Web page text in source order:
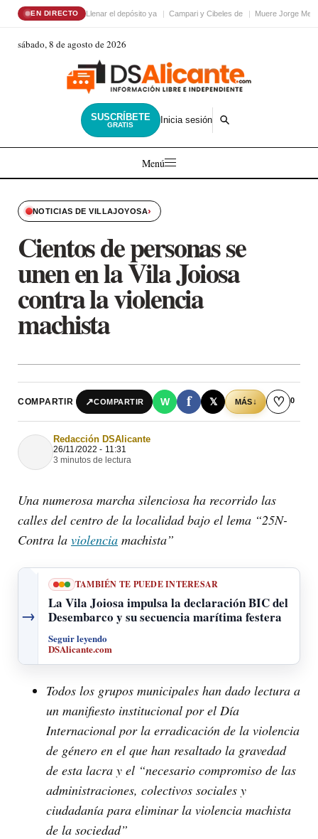
EN DIRECTO Llenar el depósito ya Campari y Cibeles de Muere Jorge
sábado, 8 de agosto de 2026
SUSCRÍBETE
GRATIS Inicia sesión
Menú
NOTICIAS DE VILLAJOYOSA›
Cientos de personas se
unen en la Vila Joiosa
contra la violencia
machista
COMPARTIR ↗COMPARTIR W f 𝕏 MÁS↓ ♡ 0
Redacción DSAlicante
26/11/2022 - 11:31
3 minutos de lectura
Una numerosa marcha silenciosa ha recorrido las
calles del centro de la localidad bajo el lema “25N-
Contra la violencia machista”
→
TAMBIÉN TE PUEDE INTERESAR
La Vila Joiosa impulsa la declaración BIC del
Desembarco y su secuencia marítima festera
Seguir leyendo
DSAlicante.com
Todos los grupos municipales han dado lectura a
un manifiesto institucional por el Día
Internacional por la erradicación de la violencia
de género en el que han resaltado la gravedad
de esta lacra y el “necesario compromiso de las
administraciones, colectivos sociales y
ciudadanía para eliminar la violencia machista
de la sociedad”